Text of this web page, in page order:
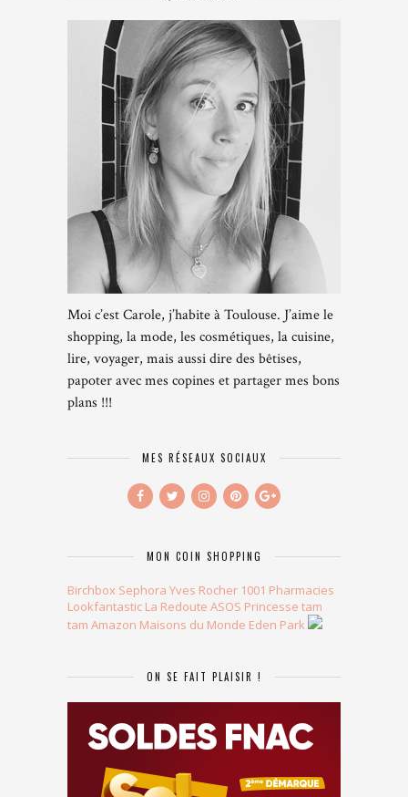
Moi c’est Carole, j’habite à Toulouse. J’aime le
shopping, la mode, les cosmétiques, la cuisine,
lire, voyager, mais aussi dire des bêtises,
papoter avec mes copines et partager mes bons
plans !!!
MES RÉSEAUX SOCIAUX
MON COIN SHOPPING
Birchbox Sephora Yves Rocher 1001 Pharmacies
Lookfantastic La Redoute ASOS Princesse tam
tam Amazon Maisons du Monde Eden Park
ON SE FAIT PLAISIR !